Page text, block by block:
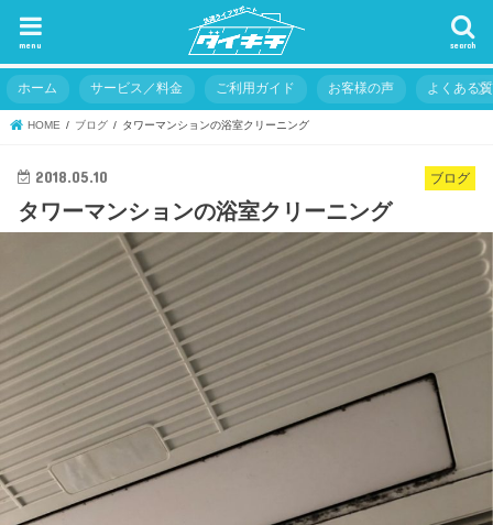
search
menu
ホーム サービス／料金 ご利用ガイド お客様の声 よくある
HOME ブログ タワーマンションの浴室クリーニング
ブログ
2018.05.10
タワーマンションの浴室クリーニング